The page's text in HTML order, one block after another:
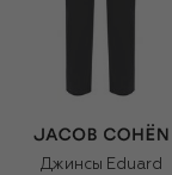
Джинсы Eduard